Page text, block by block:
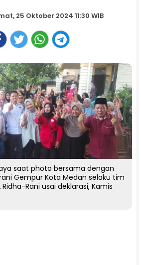
25 Oktober 2024 11:30 WIB
saat photo bersama dengan
Gempur Kota Medan selaku tim
Rani usai deklarasi, Kamis